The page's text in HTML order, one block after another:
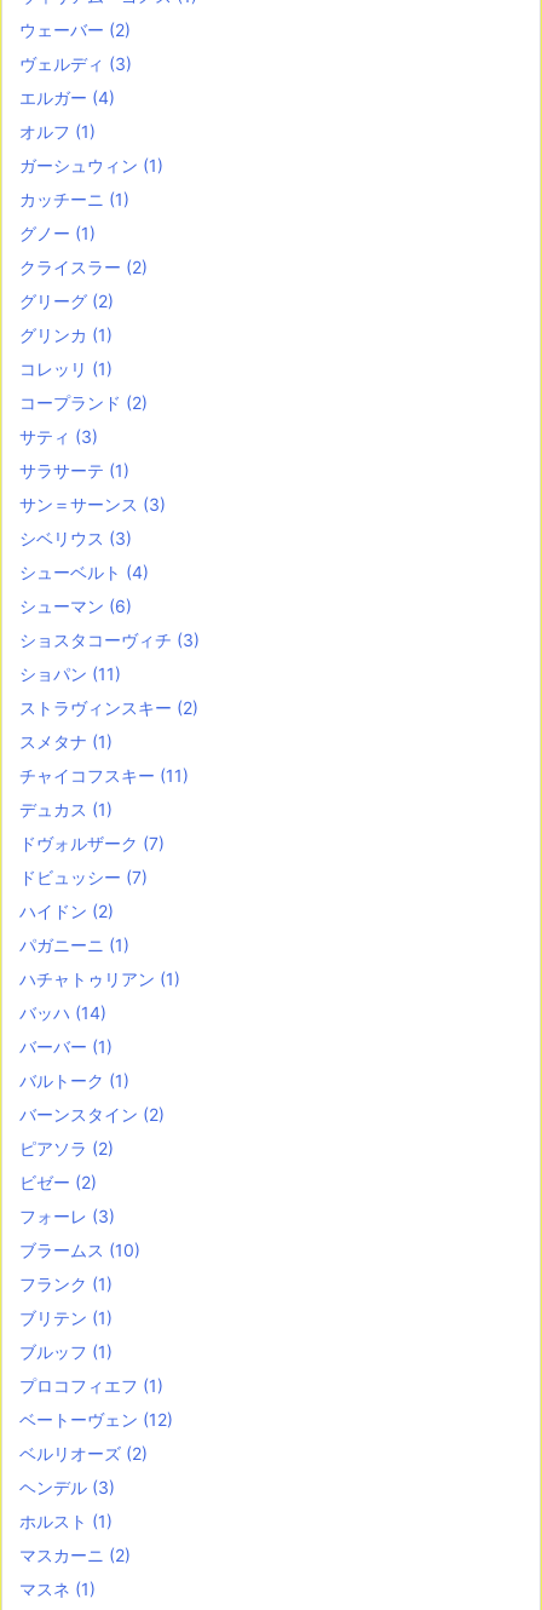
ウェーバー (2)
ヴェルディ (3)
エルガー (4)
オルフ (1)
ガーシュウィン (1)
カッチーニ (1)
グノー (1)
クライスラー (2)
グリーグ (2)
グリンカ (1)
コレッリ (1)
コープランド (2)
サティ (3)
サラサーテ (1)
サン＝サーンス (3)
シベリウス (3)
シューベルト (4)
シューマン (6)
ショスタコーヴィチ (3)
ショパン (11)
ストラヴィンスキー (2)
スメタナ (1)
チャイコフスキー (11)
デュカス (1)
ドヴォルザーク (7)
ドビュッシー (7)
ハイドン (2)
パガニーニ (1)
ハチャトゥリアン (1)
バッハ (14)
バーバー (1)
バルトーク (1)
バーンスタイン (2)
ピアソラ (2)
ビゼー (2)
フォーレ (3)
ブラームス (10)
フランク (1)
ブリテン (1)
ブルッフ (1)
プロコフィエフ (1)
ベートーヴェン (12)
ベルリオーズ (2)
ヘンデル (3)
ホルスト (1)
マスカーニ (2)
マスネ (1)